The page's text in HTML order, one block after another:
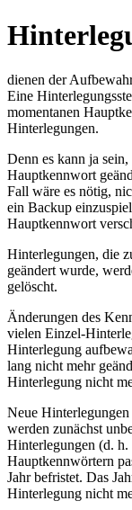
dienen der
Eine
momentanen
Hinterlegungen.
Denn es kann ja
Hauptkennwort
Fall wäre es nötig,
ein Backup
Hauptkennwort
Hinterlegungen, die
geändert wurde,
gelöscht.
Änderungen des
vielen Einzel-
Hinterlegung
lang nicht mehr
Hinterlegung nicht
Neue
werden zunächst
Hinterlegungen (d.
Hauptkennwörtern
Jahr befristet. Das
Hinterlegung nicht